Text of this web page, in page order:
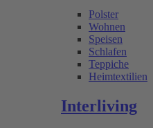
Polster
Wohnen
Speisen
Schlafen
Teppiche
Heimtextilien
Interliving